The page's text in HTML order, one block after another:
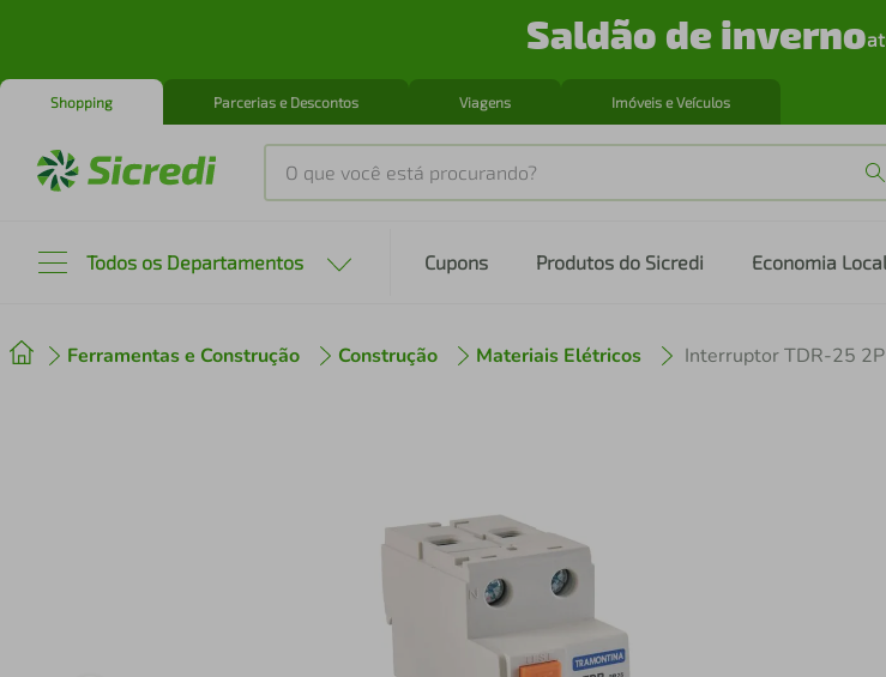
Saldão de inverno
Shopping Parcerias e Descontos Viagens Imóveis e Veículos
O que você está procurando?
Todos os Departamentos Cupons Produtos do Sicredi Economia
Ferramentas e Construção Construção Materiais Elétricos Interruptor TDR-25
2º cafeteira